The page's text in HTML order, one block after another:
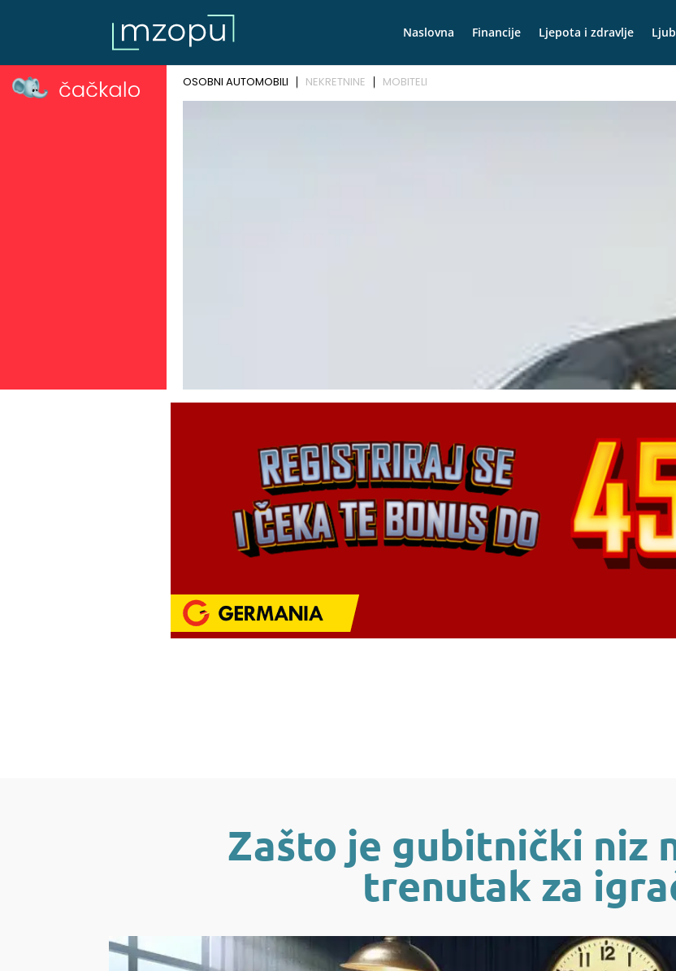
Naslovna Financije Ljepota i zdravlje
Zašto je gubitnički niz
trenutak za